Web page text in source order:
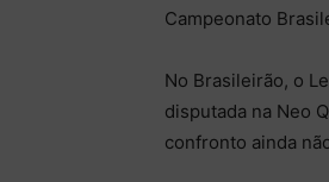
Campeonato
No Brasileirão, o
disputada na Neo
confronto ainda